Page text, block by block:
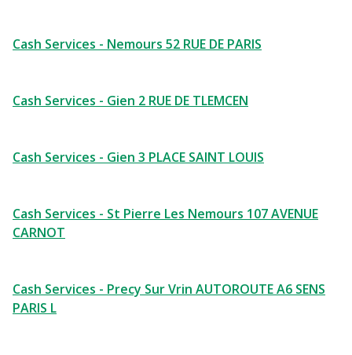
Cash Services - Nemours 52 RUE DE PARIS
Cash Services - Gien 2 RUE DE TLEMCEN
Cash Services - Gien 3 PLACE SAINT LOUIS
Cash Services - St Pierre Les Nemours 107 AVENUE
CARNOT
Cash Services - Precy Sur Vrin AUTOROUTE A6 SENS
PARIS L